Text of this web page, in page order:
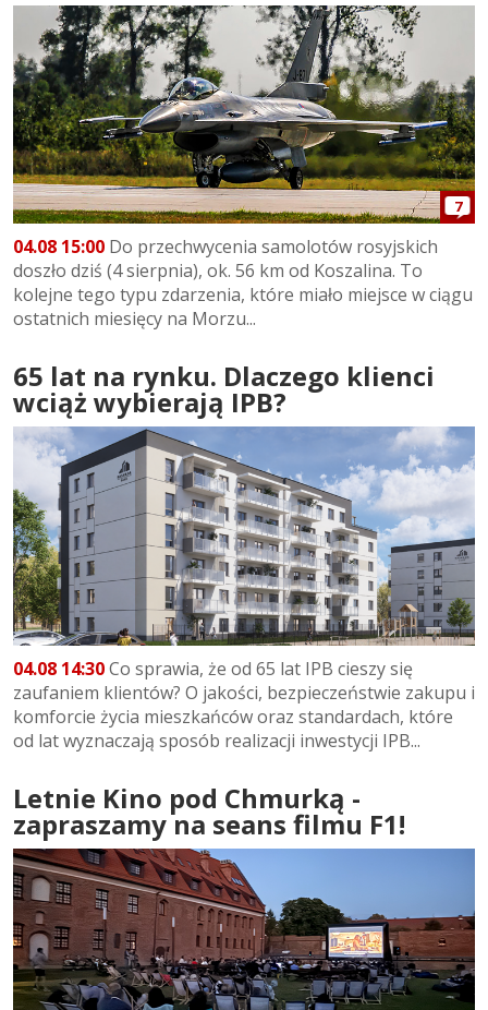
7
04.08 15:00 Do przechwycenia samolotów rosyjskich
doszło dziś (4 sierpnia), ok. 56 km od Koszalina. To
kolejne tego typu zdarzenia, które miało miejsce w ciągu
ostatnich miesięcy na Morzu...
65 lat na rynku. Dlaczego klienci
wciąż wybierają IPB?
04.08 14:30Co sprawia, że od 65 lat IPB cieszy się
zaufaniem klientów? O jakości, bezpieczeństwie zakupu i
komforcie życia mieszkańców oraz standardach, które
od lat wyznaczają sposób realizacji inwestycji IPB...
Letnie Kino pod Chmurką -
zapraszamy na seans filmu F1!